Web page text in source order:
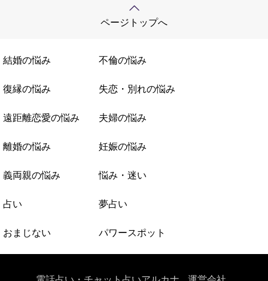
ページトップへ
結婚の悩み 不倫の悩み
復縁の悩み 失恋・別れの悩み
遠距離恋愛の悩み 夫婦の悩み
離婚の悩み 妊娠の悩み
義両親の悩み 悩み・迷い
占い 夢占い
おまじない パワースポット